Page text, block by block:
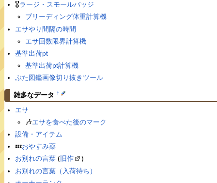
🎖ラージ・スモールバッジ
ブリーディング体重計算機
エサやり間隔の時間
エサ回数限界計算機
基準出荷pt
基準出荷pt計算機
ぶた図鑑画像切り抜きツール
雑多なデータ †
エサ
🎶エサを食べた後のマーク
設備・アイテム
💤おやすみ薬
お別れの言葉(旧作
)
お別れの言葉（入荷待ち）